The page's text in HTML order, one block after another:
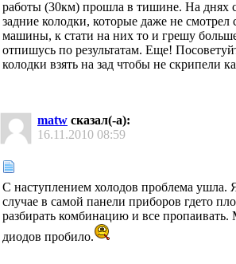
работы (30км) прошла в тишине. На днях
задние колодки, которые даже не
машины, к стати на них то и грешу
отпишусь по результатам. Еще!
колодки взять на зад чтобы не скрипели
matw сказал(-а):
16.11.2010 08:59
С наступлением холодов проблема ушла.
случае в самой панели приборов гдето
разбирать комбинацию и все пропаивать.
диодов пробило.